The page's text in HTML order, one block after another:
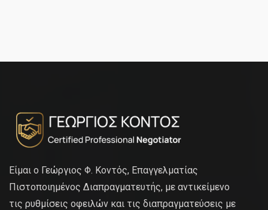
Είμαι ο Γεώργιος Φ. Κοντός, Επαγγελματίας
Πιστοποιημένος Διαπραγματευτής, με αντικείμενο
τις ρυθμίσεις οφειλών και τις διαπραγματεύσεις με